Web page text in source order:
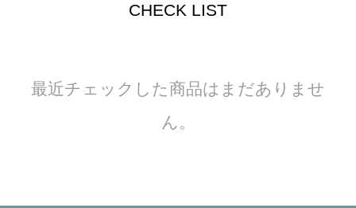
CHECK LIST
最近チェックした商品はまだありませ
ん。